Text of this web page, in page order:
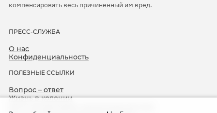
компенсировать весь причиненный им вред.
ПРЕСС-СЛУЖБА
О нас
Конфиденциальность
ПОЛЕЗНЫЕ ССЫЛКИ
Вопрос – ответ
Жизнь в колонии